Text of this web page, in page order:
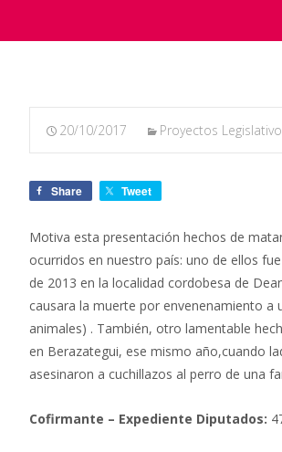
20/10/2017 Proyectos
Share Tweet
Motiva esta presentación hechos de
ocurridos en nuestro país: uno de ellos
de 2013 en la localidad cordobesa de
causara la muerte por envenenamiento a
animales) . También, otro lamentable
en Berazategui, ese mismo año,cuando
asesinaron a cuchillazos al perro de una
Cofirmante – Expediente Diputados: